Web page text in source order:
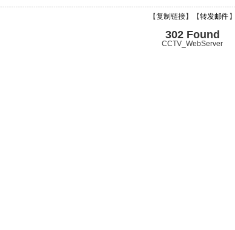
【复制链接】【转发邮件 】
302 Found
CCTV_WebServer